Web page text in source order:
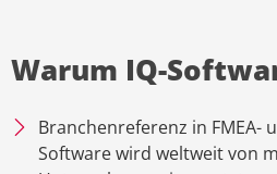
Warum IQ-
Branchenreferenz in FMEA-
Software wird weltweit von